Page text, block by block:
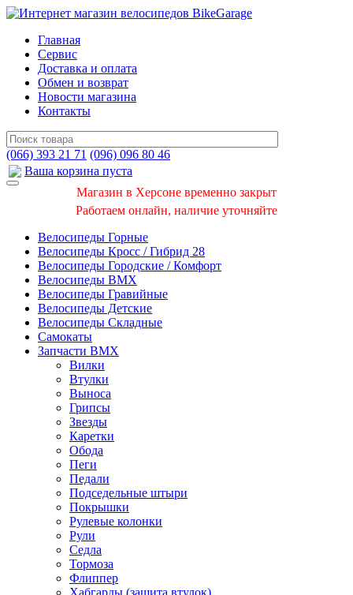
Главная
Сервис
Доставка и оплата
Обмен и возврат
Новости магазина
Контакты
(066) 393 21 71 (096) 096 80 46
Ваша корзина пуста
Магазин в Херсоне временно закрыт
Работаем онлайн, наличие уточняйте
Велосипеды Горные
Велосипеды Кросс / Гибрид 28
Велосипеды Городские / Комфорт
Велосипеды BMX
Велосипеды Гравийные
Велосипеды Детские
Велосипеды Складные
Самокаты
Запчасти BMX
Вилки
Втулки
Выноса
Грипсы
Звезды
Каретки
Обода
Пеги
Педали
Подседельные штыри
Покрышки
Рулевые колонки
Рули
Седла
Тормоза
Флиппер
Хабгарды (защита втулок)